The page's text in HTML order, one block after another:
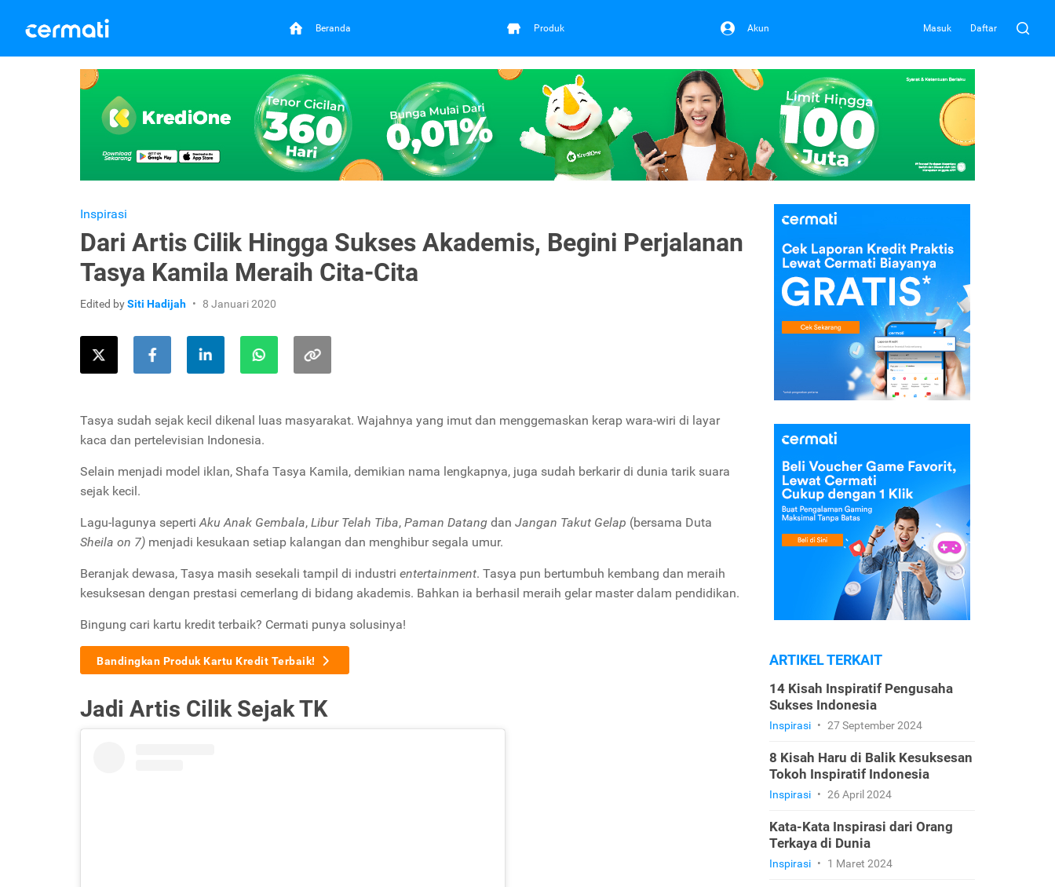
Beranda Produk Akun Masuk Daftar
Inspirasi
Dari Artis Cilik Hingga Sukses Akademis, Begini Perjalanan
Tasya Kamila Meraih Cita-Cita
Edited bySiti Hadijah 8 Januari 2020
Tasya sudah sejak kecil dikenal luas masyarakat. Wajahnya yang imut dan menggemaskan kerap wara-wiri di layar
kaca dan pertelevisian Indonesia.
Selain menjadi model iklan, Shafa Tasya Kamila, demikian nama lengkapnya, juga sudah berkarir di dunia tarik suara
sejak kecil.
Lagu-lagunya sepertiAku Anak Gembala, Libur Telah Tiba, Paman Datang dan Jangan Takut Gelap (bersama Duta
Sheila on 7) menjadi kesukaan setiap kalangan dan menghibur segala umur.
Beranjak dewasa, Tasya masih sesekali tampil di industri entertainment. Tasya pun bertumbuh kembang dan meraih
kesuksesan dengan prestasi cemerlang di bidang akademis. Bahkan ia berhasil meraih gelar master dalam pendidikan.
Bingung cari kartu kredit terbaik? Cermati punya solusinya!
Bandingkan Produk Kartu Kredit Terbaik!
Jadi Artis Cilik Sejak TK
ARTIKEL TERKAIT
14 Kisah Inspiratif Pengusaha
Sukses Indonesia
Inspirasi • 27 September 2024
8 Kisah Haru di Balik Kesuksesan
Tokoh Inspiratif Indonesia
Inspirasi • 26 April 2024
Kata-Kata Inspirasi dari Orang
Terkaya di Dunia
Inspirasi • 1 Maret 2024